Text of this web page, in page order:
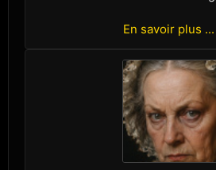
En savoir plus